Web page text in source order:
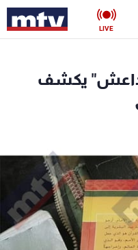
LIVE
"داعش" يكشف